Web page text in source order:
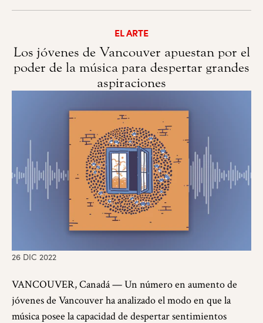
EL ARTE
Los jóvenes de Vancouver apuestan por el
poder de la música para despertar grandes
aspiraciones
26 DIC 2022
VANCOUVER, Canadá — Un número en aumento de
jóvenes de Vancouver ha analizado el modo en que la
música posee la capacidad de despertar sentimientos